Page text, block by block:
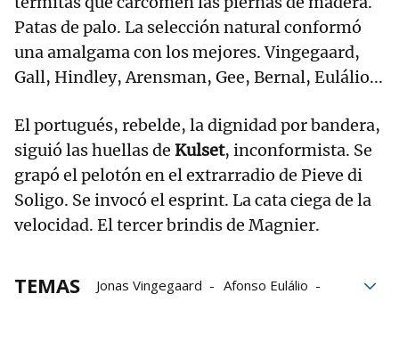
Patas de palo. La selección natural conformó
una amalgama con los mejores. Vingegaard,
Gall, Hindley, Arensman, Gee, Bernal, Eulálio...
El portugués, rebelde, la dignidad por bandera,
siguió las huellas de Kulset, inconformista. Se
grapó el pelotón en el extrarradio de Pieve di
Soligo. Se invocó el esprint. La cata ciega de la
velocidad. El tercer brindis de Magnier.
TEMAS Jonas Vingegaard
Afonso Eulálio